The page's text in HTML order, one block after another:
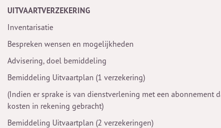
UITVAARTVERZEKERING
Inventarisatie
Bespreken wensen en mogelijkheden
Advisering, doel bemiddeling
Bemiddeling Uitvaartplan (1 verzekering)
(Indien er sprake is van dienstverlening met een abonnement
kosten in rekening gebracht)
Bemiddeling Uitvaartplan (2 verzekeringen)